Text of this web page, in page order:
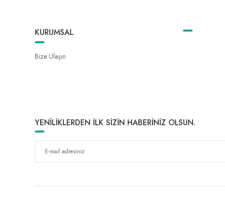
KURUMSAL
Bize Ulaşın
YENİLİKLERDEN İLK SİZİN HABERİNİZ OLSUN.